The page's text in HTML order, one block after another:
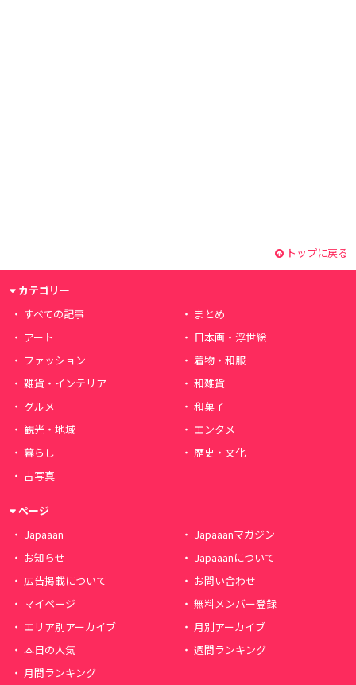
トップに戻る
カテゴリー
すべての記事
まとめ
アート
日本画・浮世絵
ファッション
着物・和服
雑貨・インテリア
和雑貨
グルメ
和菓子
観光・地域
エンタメ
暮らし
歴史・文化
古写真
ページ
Japaaan
Japaaanマガジン
お知らせ
Japaaanについて
広告掲載について
お問い合わせ
マイページ
無料メンバー登録
エリア別アーカイブ
月別アーカイブ
本日の人気
週間ランキング
月間ランキング